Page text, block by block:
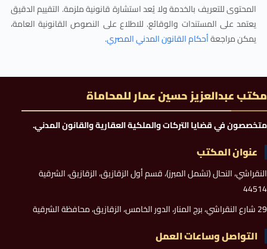
المحتوى للتعريف بالخدمة ولا يُعد استشارة قانونية ملزمة. التقييم الدقيق
يعتمد على المستندات والوقائع. للاطلاع على النصوص القانونية العامة،
يمكن مراجعةأحكام القانون المدني المصري.
مكتب عبدالعزيز حسين عمار للمحاماة
متخصصون في قضايا التركات والملكية العقارية والقانون المدني.
عنوان المكتب
النقراشي، النحال (تشمل المبرز)، قسم أول الزقازيق، الزقازيق، الشرقية
44514
29 شارع النقراشي، برج المنار، الدور الخامس، الزقازيق، محافظة الشرقية
التواصل وساعات العمل